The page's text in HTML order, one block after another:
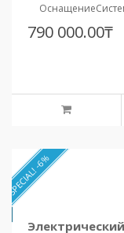
790 000.00₸
SPECIAL! -6%